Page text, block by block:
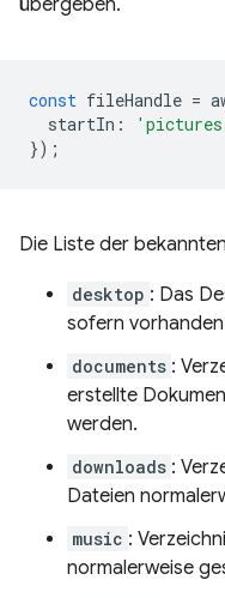
übergeben.
const fileHandle =
startIn :
});
Die Liste der
desktop : Das
sofern
documents :
erstellte
werden.
downloads :
Dateien
music :
normalerweise